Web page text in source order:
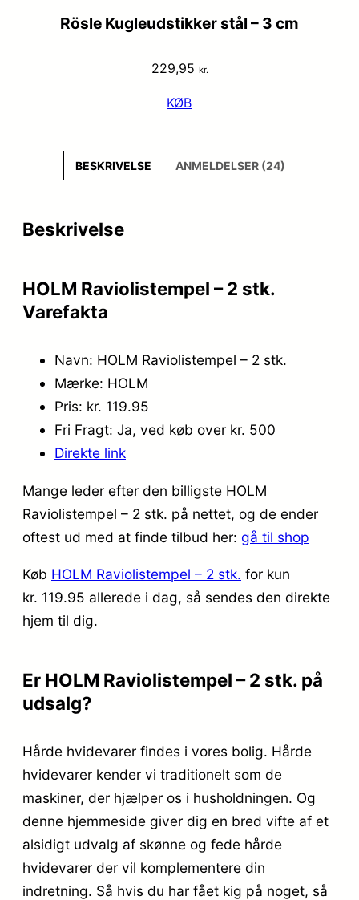
Rösle Kugleudstikker stål – 3 cm
229,95 kr.
KØB
BESKRIVELSE ANMELDELSER (24)
Beskrivelse
HOLM Raviolistempel – 2 stk.
Varefakta
Navn: HOLM Raviolistempel – 2 stk.
Mærke: HOLM
Pris: kr. 119.95
Fri Fragt: Ja, ved køb over kr. 500
Direkte link
Mange leder efter den billigste HOLM
Raviolistempel – 2 stk. på nettet, og de ender
oftest ud med at finde tilbud her: gå til shop
Køb HOLM Raviolistempel – 2 stk. for kun
kr. 119.95 allerede i dag, så sendes den direkte
hjem til dig.
Er HOLM Raviolistempel – 2 stk. på
udsalg?
Hårde hvidevarer findes i vores bolig. Hårde
hvidevarer kender vi traditionelt som de
maskiner, der hjælper os i husholdningen. Og
denne hjemmeside giver dig en bred vifte af et
alsidigt udvalg af skønne og fede hårde
hvidevarer der vil komplementere din
indretning. Så hvis du har fået kig på noget, så